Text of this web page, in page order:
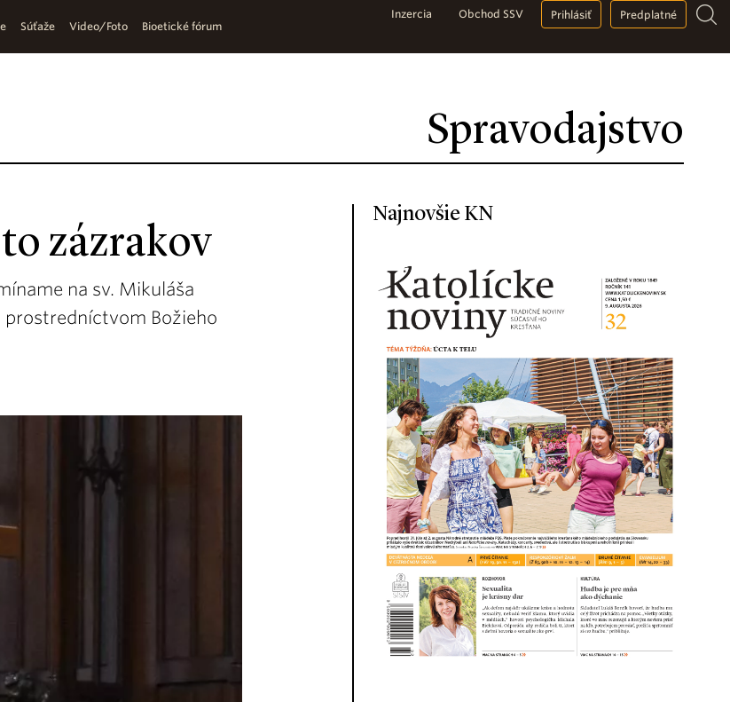
Spravodajstvo
Súťaže Video/Foto Bioetické fórum
Inzercia Obchod SSV Prihlásiť Predplatné
zázrakov
na sv. Mikuláša
prostredníctvom Božieho
Najnovšie KN